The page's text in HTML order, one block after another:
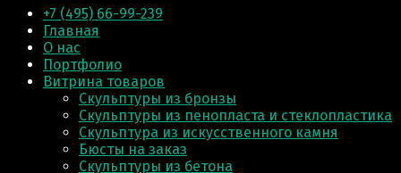
+7 (495) 66-99-239
Главная
О нас
Портфолио
Витрина товаров
Скульптуры из бронзы
Скульптуры из пенопласта и стеклопластика
Скульптура из искусственного камня
Бюсты на заказ
Скульптуры из бетона